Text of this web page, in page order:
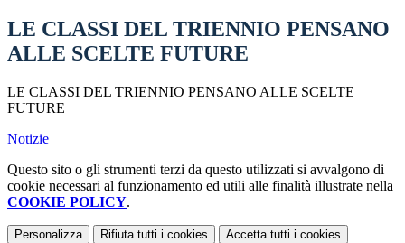
LE CLASSI DEL TRIENNIO PENSANO
ALLE SCELTE FUTURE
LE CLASSI DEL TRIENNIO PENSANO ALLE SCELTE
FUTURE
Notizie
Questo sito o gli strumenti terzi da questo utilizzati si avvalgono di
cookie necessari al funzionamento ed utili alle finalità illustrate nella
COOKIE POLICY.
Personalizza Rifiuta tutti i cookies Accetta tutti i cookies